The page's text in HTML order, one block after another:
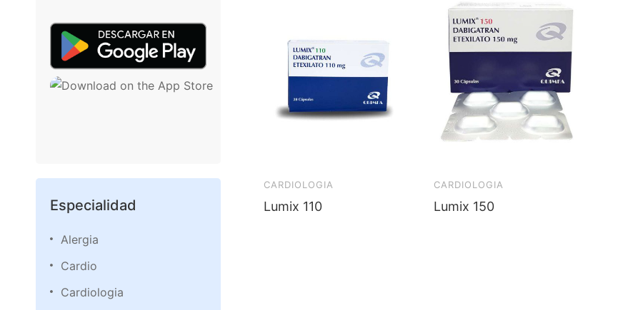
Especialidad
Alergia
Cardio
Cardiologia
CARDIOLOGIA
Lumix 110
CARDIOLOGIA
Lumix 150